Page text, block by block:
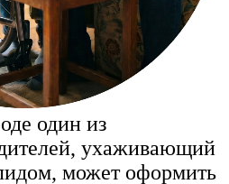
один из
ухаживающий
может оформить